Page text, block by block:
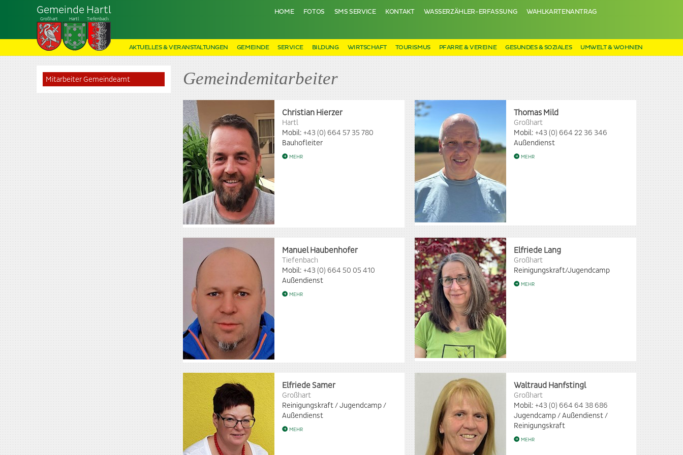
Gemeinde Hartl
Großhart Hartl Tiefenbach
HOME FOTOS SMS SERVICE KONTAKT WASSERZÄHLER-ERFASSUNG WAHLKARTENANTRAG
AKTUELLES & VERANSTALTUNGEN GEMEINDE SERVICE BILDUNG WIRTSCHAFT TOURISMUS PFARRE & VEREINE GESUNDES & SOZIALES UMWELT & WOHNEN
Mitarbeiter Gemeindeamt Gemeindemitarbeiter
Christian Hierzer
Hartl
Mobil: +43 (0) 664 57 35 780
Bauhofleiter
MEHR
Thomas Mild
Großhart
Mobil: +43 (0) 664 22 36 346
Außendienst
MEHR
Manuel Haubenhofer
Tiefenbach
Mobil: +43 (0) 664 50 05 410
Außendienst
MEHR
Elfriede Lang
Großhart
Reinigungskraft/Jugendcamp
MEHR
Elfriede Samer
Großhart
Reinigungskraft / Jugendcamp /
Außendienst
MEHR
Waltraud Hanfstingl
Großhart
Mobil: +43 (0) 664 64 38 686
Jugendcamp / Außendienst /
Reinigungskraft
MEHR